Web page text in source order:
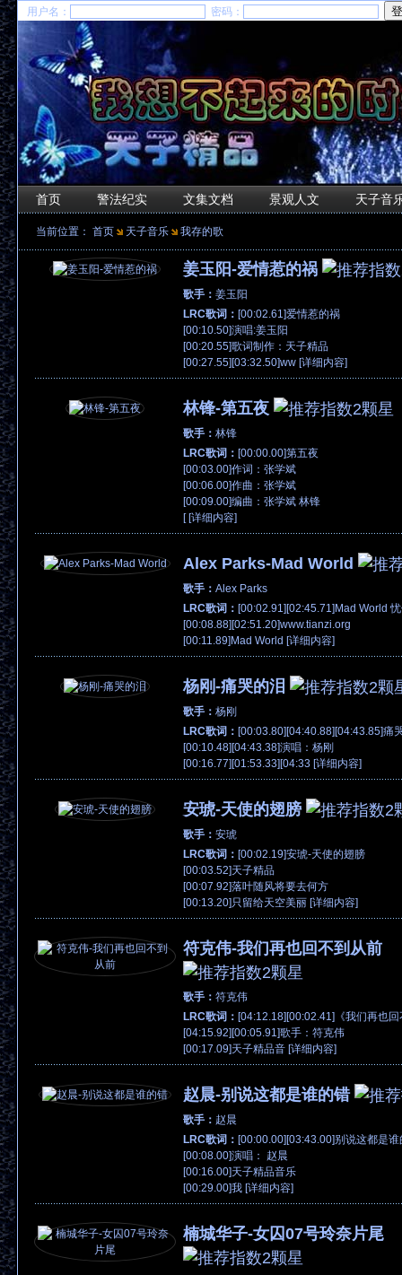
用户名： 密码：
首页 警法纪实 文集文档 景观人文 天子音
当前位置： 首页 天子音乐 我存的歌
姜玉阳-爱情惹的祸
歌手： 姜玉阳
LRC歌词： [00:02.61]爱情惹的祸
[00:10.50]演唱:姜玉阳
[00:20.55]歌词制作：天子精品
[00:27.55][03:32.50]ww [详细内容]
林锋-第五夜
歌手： 林锋
LRC歌词： [00:00.00]第五夜
[00:03.00]作词：张学斌
[00:06.00]作曲：张学斌
[00:09.00]编曲：张学斌 林锋
[ [详细内容]
Alex Parks-Mad World
歌手： Alex Parks
LRC歌词： [00:02.91][02:45.71]Mad World
[00:08.88][02:51.20]www.tianzi.org
[00:11.89]Mad World [详细内容]
杨刚-痛哭的泪
歌手： 杨刚
LRC歌词： [00:03.80][04:40.88][04:43.85]痛
[00:10.48][04:43.38]演唱：杨刚
[00:16.77][01:53.33][04:33 [详细内容]
安琥-天使的翅膀
歌手： 安琥
LRC歌词： [00:02.19]安琥-天使的翅膀
[00:03.52]天子精品
[00:07.92]落叶随风将要去何方
[00:13.20]只留给天空美丽 [详细内容]
符克伟-我们再也回不到从前
歌手： 符克伟
LRC歌词： [04:12.18][00:02.41]《我们再也
[04:15.92][00:05.91]歌手：符克伟
[00:17.09]天子精品音 [详细内容]
赵晨-别说这都是谁的错
歌手： 赵晨
LRC歌词： [00:00.00][03:43.00]别说这都是谁
[00:08.00]演唱： 赵晨
[00:16.00]天子精品音乐
[00:29.00]我 [详细内容]
楠城华子-女囚07号玲奈片尾